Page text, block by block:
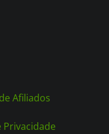
Afiliados
Privacidade